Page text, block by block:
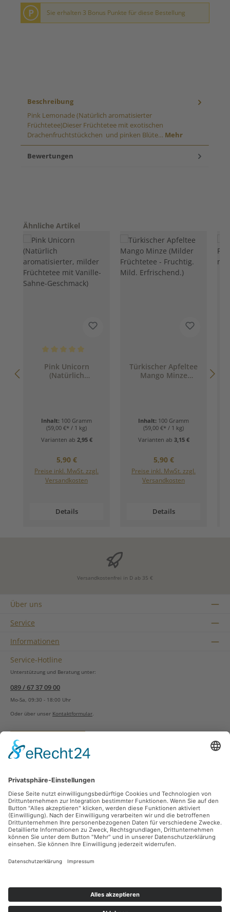
P Sie erhalten 3 Bonus Punkte für diese Bestellung
Beschreibung
Pink Lemonade (Natürlich aromatisierter
Früchtetee)Dieser Früchtetee mit exotischen
Drachenfruchtstückchen und pinken Blüte… Mehr
Bewertungen
Produktgalerie überspringen
Ähnliche Artikel
Pink Unicorn
(Natürlich
Inhalt: 100 Gramm
(59,00 €* / 1 kg)
Varianten ab 2,95 €
Regulärer Preis:
5,90 €
Preise inkl. MwSt. zzgl.
Versandkosten
Details
Türkischer Apfeltee
Mango Minze
Inhalt: 100 Gramm
(59,00 €* / 1 kg)
Varianten ab 3,15 €
Regulärer Preis:
5,90 €
Preise inkl. MwSt. zzgl.
Versandkosten
Details
Versandkostenfrei in D ab 35 €
Über uns
Service
Informationen
Service-Hotline
Unterstützung und Beratung unter:
089 / 67 37 09 00
Mo-Sa, 09:30 - 18:00 Uhr
Oder über unser Kontaktformular.
Vertrag widerrufen
Zahlungsarten
Sicher Einkaufen
Ladengeschäft
Newsletter
Facebook Instagram